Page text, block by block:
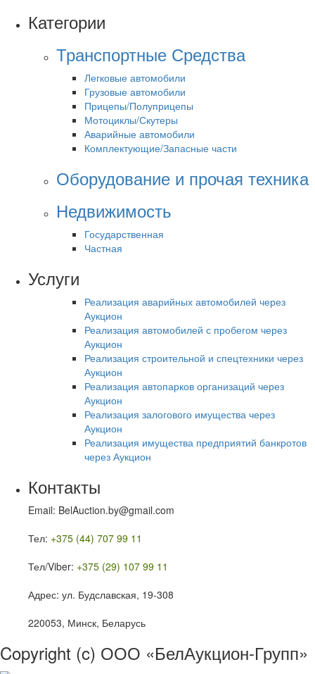
Категории
Транспортные Средства
Легковые автомобили
Грузовые автомобили
Прицепы/Полуприцепы
Мотоциклы/Скутеры
Аварийные автомобили
Комплектующие/Запасные части
Оборудование и прочая техника
Недвижимость
Государственная
Частная
Услуги
Реализация аварийных автомобилей через
Аукцион
Реализация автомобилей с пробегом через
Аукцион
Реализация строительной и спецтехники через
Аукцион
Реализация автопарков организаций через
Аукцион
Реализация залогового имущества через
Аукцион
Реализация имущества предприятий банкротов
через Аукцион
Контакты
Email: BelAuction.by@gmail.com
Тел: +375 (44) 707 99 11
Тел/Viber: +375 (29) 107 99 11
Адрес: ул. Будславская, 19-308
220053, Минск, Беларусь
Copyright (c) ООО «БелАукцион-Групп»